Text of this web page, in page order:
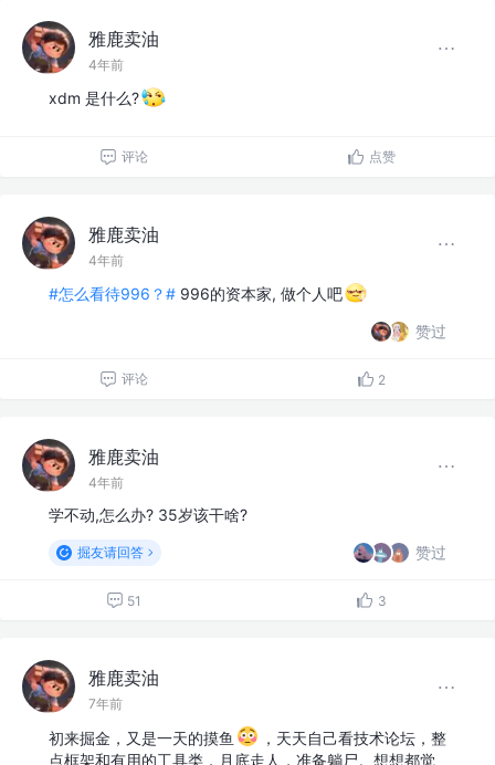
雅鹿卖油
4年前
xdm 是什么?
评论 点赞
雅鹿卖油
4年前
#怎么看待996？# 996的资本家, 做个人吧
赞过
评论 2
雅鹿卖油
4年前
学不动,怎么办? 35岁该干啥?
掘友请回答 赞过
51 3
雅鹿卖油
7年前
初来掘金，又是一天的摸鱼
，天天自己看技术论坛，整
点框架和有用的工具类，月底走人，准备躺尸。想想都觉